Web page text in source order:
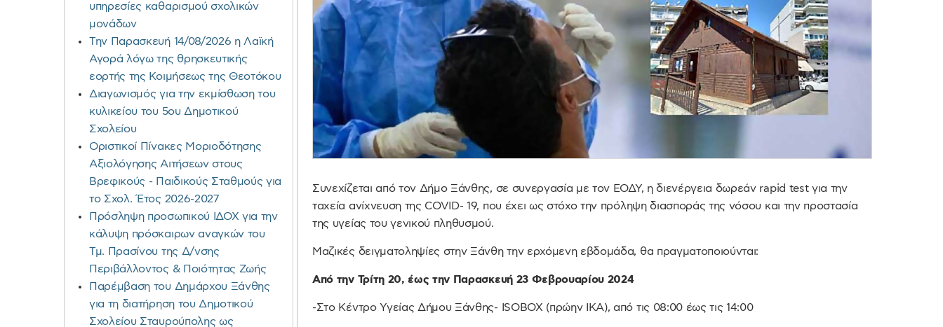
Συνεχίζεται από τον Δήμο Ξάνθης, σε συνεργασία με τον ΕΟΔΥ, η διενέργεια δωρεάν rapid test για την
ταχεία ανίχνευση της COVID- 19, που έχει ως στόχο την πρόληψη διασποράς της νόσου και την προστασία
της υγείας του γενικού πληθυσμού.
Μαζικές δειγματοληψίες στην Ξάνθη την ερχόμενη εβδομάδα, θα πραγματοποιούνται:
Από την Τρίτη 20, έως την Παρασκευή 23 Φεβρουαρίου 2024
-Στο Κέντρο Υγείας Δήμου Ξάνθης- ISOBOX (πρώην ΙΚΑ), από τις 08:00 έως τις 14:00
υπηρεσίες καθαρισμού σχολικών
μονάδων
Την Παρασκευή 14/08/2026 η Λαϊκή
Αγορά λόγω της θρησκευτικής
εορτής της Κοιμήσεως της Θεοτόκου
Διαγωνισμός για την εκμίσθωση του
κυλικείου του 5ου Δημοτικού
Σχολείου
Οριστικοί Πίνακες Μοριοδότησης
Αξιολόγησης Αιτήσεων στους
Βρεφικούς - Παιδικούς Σταθμούς για
το Σχολ. Έτος 2026-2027
Πρόσληψη προσωπικού ΙΔΟΧ για την
κάλυψη πρόσκαιρων αναγκών του
Τμ. Πρασίνου της Δ/νσης
Περιβάλλοντος & Ποιότητας Ζωής
Παρέμβαση του Δημάρχου Ξάνθης
για τη διατήρηση του Δημοτικού
Σχολείου Σταυρούπολης ως